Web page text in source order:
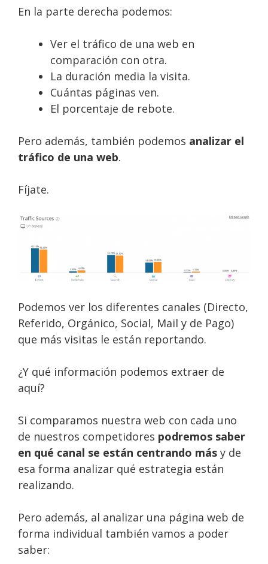
En la parte derecha podemos:
Ver el tráfico de una web en
comparación con otra.
La duración media la visita.
Cuántas páginas ven.
El porcentaje de rebote.
Pero además, también podemos analizar el
tráfico de una web.
Fíjate.
Podemos ver los diferentes canales (Directo,
Referido, Orgánico, Social, Mail y de Pago)
que más visitas le están reportando.
¿Y qué información podemos extraer de
aquí?
Si comparamos nuestra web con cada uno
de nuestros competidores podremos saber
en qué canal se están centrando más y de
esa forma analizar qué estrategia están
realizando.
Pero además, al analizar una página web de
forma individual también vamos a poder
saber: